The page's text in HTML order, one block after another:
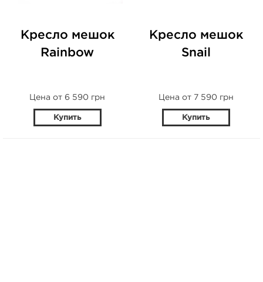
Кресло мешок
Rainbow
Цена от 6 590 грн
Купить
Кресло мешок
Snail
Цена от 7 590 грн
Купить